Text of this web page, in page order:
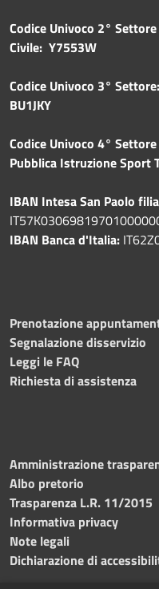
Codice Univoco 2°
Civile: Y7553W
Codice Univoco 3°
BU1JKY
Codice Univoco 4°
Pubblica Istruzione Sport
IBAN Intesa San Paolo
IBAN Banca d'Italia:
Prenotazione
Segnalazione disservizio
Leggi le FAQ
Richiesta di assistenza
Amministrazione
Albo pretorio
Trasparenza L.R. 11/2015
Informativa privacy
Note legali
Dichiarazione di